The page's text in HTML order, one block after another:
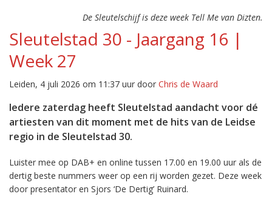
De Sleutelschijf is deze week Tell Me van Dizten.
Sleutelstad 30 - Jaargang 16 |
Week 27
Leiden, 4 juli 2026 om 11:37 uur door Chris de Waard
Iedere zaterdag heeft Sleutelstad aandacht voor dé
artiesten van dit moment met de hits van de Leidse
regio in de Sleutelstad 30.
Luister mee op DAB+ en online tussen 17.00 en 19.00 uur als de
dertig beste nummers weer op een rij worden gezet. Deze week
door presentator en Sjors ‘De Dertig’ Ruinard.